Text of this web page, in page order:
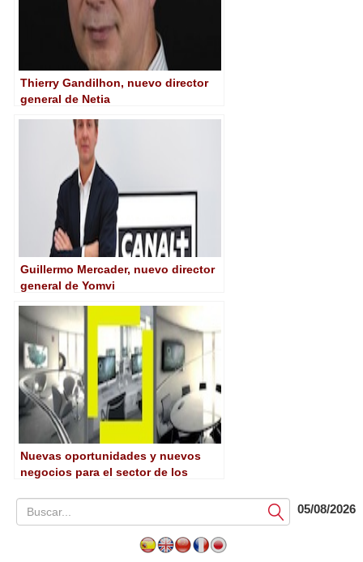
Thierry Gandilhon, nuevo director
general de Netia
Guillermo Mercader, nuevo director
general de Yomvi
Nuevas oportunidades y nuevos
negocios para el sector de los
Submit05/08/2026